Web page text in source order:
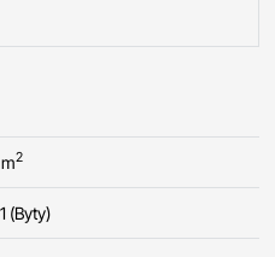
2
(Byty)